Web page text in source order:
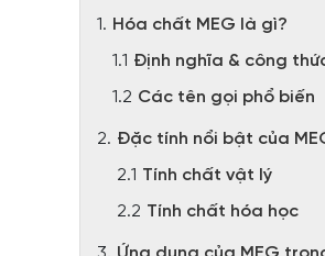
Hóa chất MEG là gì?
Định nghĩa & công
Các tên gọi phổ biến
Đặc tính nổi bật của
Tính chất vật lý
Tính chất hóa học